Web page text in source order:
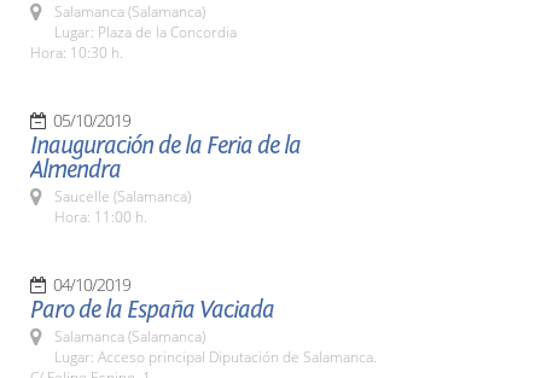
Salamanca (Salamanca)
Lugar: Plaza de la Concordia
Hora: 10:30 h.
05/10/2019
Inauguración de la Feria de la
Almendra
Saucelle (Salamanca)
Hora: 11:00 h.
04/10/2019
Paro de la España Vaciada
Salamanca (Salamanca)
Lugar: Acceso principal Diputación de Salamanca.